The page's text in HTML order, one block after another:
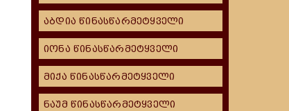
აბდია წინასწარმეტყველი
იონა წინასწარმეტყველი
მიქა წინასწარმეტყველი
ნაუმ წინასწარმეტყველი